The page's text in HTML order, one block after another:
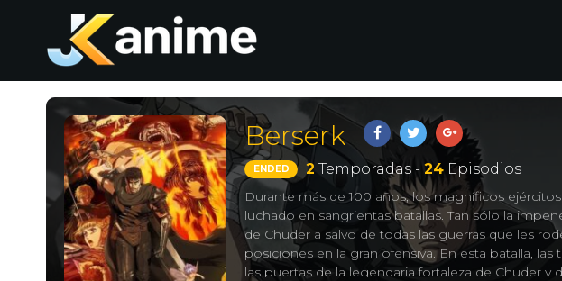
Berserk
ENDED 2 Temporadas - 24Episodios
Durante más de 100 años, los magníficos
luchado en sangrientas batallas. Tan sólo la
de Chuder a salvo de todas las guerras que les
posiciones en la gran ofensiva. En esta batalla,
las puertas de la legendaria fortaleza de Chuder y